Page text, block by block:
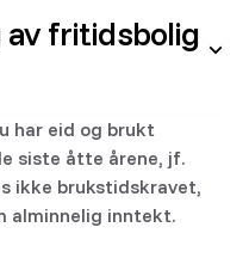
av fritidsbolig
har eid og brukt
siste åtte årene, jf.
ikke brukstidskravet,
alminnelig inntekt.